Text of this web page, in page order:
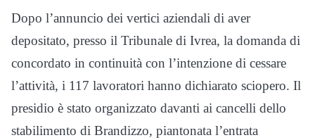
Dopo l’annuncio dei vertici aziendali di aver
depositato, presso il Tribunale di Ivrea, la domanda di
concordato in continuità con l’intenzione di cessare
l’attività, i 117 lavoratori hanno dichiarato sciopero. Il
presidio è stato organizzato davanti ai cancelli dello
stabilimento di Brandizzo, piantonata l’entrata